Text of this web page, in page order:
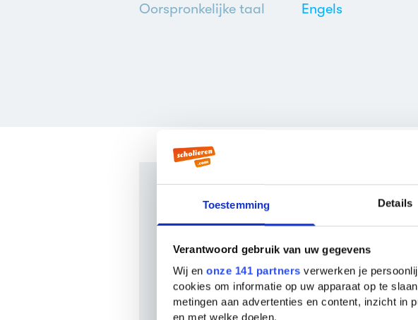
Toestemming Details
Verantwoord gebruik van uw gegevens
Wij en onze 141 partners verwerken je
cookies om informatie op uw apparaat op te
metingen aan advertenties en content, inzicht in
en met welke doelen.
Oorspronkelijke taal
Engels
Veelgestelde
Wie schreef Kinflicks?
Kinflicks werd geschreven door Lisa Alther . Er zijn
van deze auteur bekend bij ons. De bekendste
deze auteur zijnOther women(1984) enKinflicks